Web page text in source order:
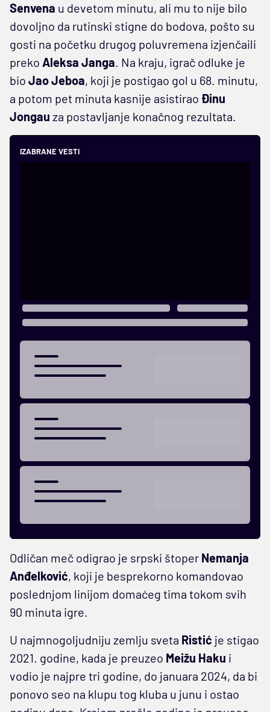
Senvena u devetom minutu, ali mu to nije bilo
dovoljno da rutinski stigne do bodova, pošto su
gosti na početku drugog poluvremena izjenčaili
preko Aleksa Janga. Na kraju, igrač odluke je
bio Jao Jeboa, koji je postigao gol u 68. minutu,
a potom pet minuta kasnije asistirao Đinu
Jongau za postavljanje konačnog rezultata.
IZABRANE VESTI
Odličan meč odigrao je srpski štoper Nemanja
Anđelković, koji je besprekorno komandovao
poslednjom linijom domaćeg tima tokom svih
90 minuta igre.
U najmnogoljudniju zemlju sveta Ristić je stigao
2021. godine, kada je preuzeo Meižu Haku i
vodio je najpre tri godine, do januara 2024, da bi
ponovo seo na klupu tog kluba u junu i ostao